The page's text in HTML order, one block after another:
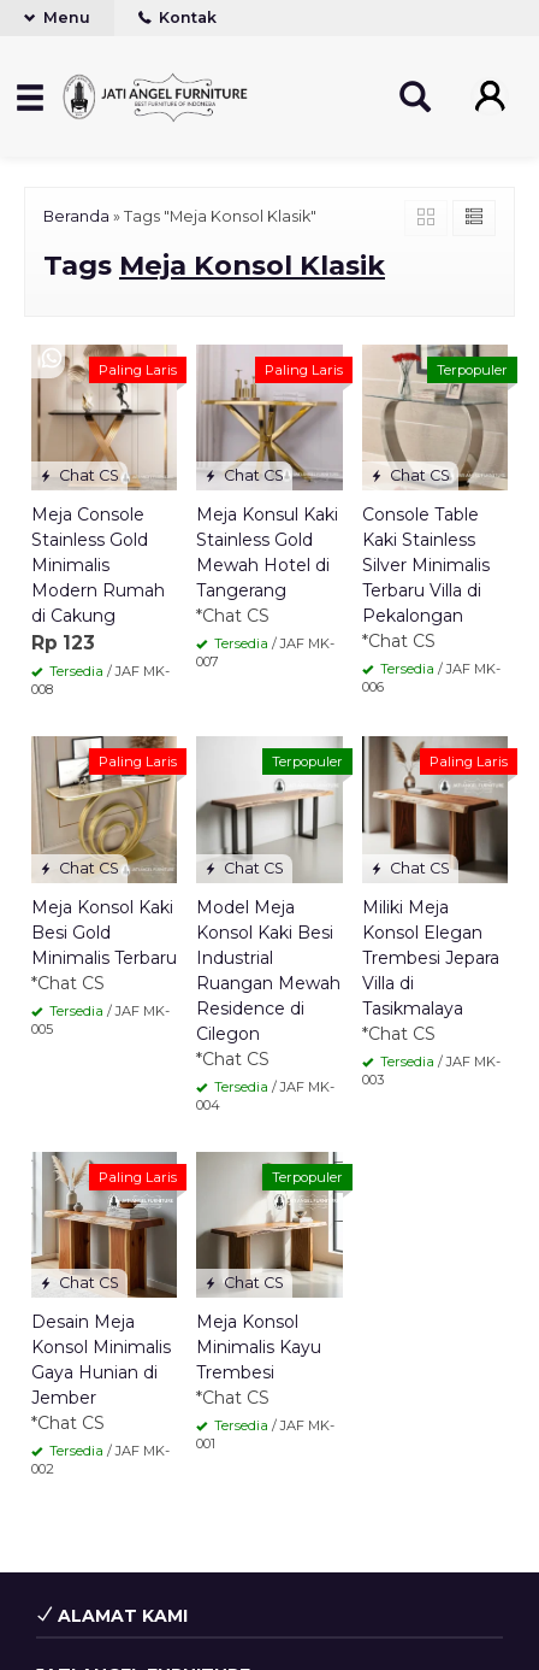
Menu Kontak
Beranda » Tags "Meja Konsol Klasik"
Tags Meja Konsol Klasik
Chat CS
Paling Laris
Meja Console
Stainless Gold
Minimalis
Modern Rumah
di Cakung
Rp 123
Tersedia / JAF MK-
008
Chat CS
Paling Laris
Meja Konsul Kaki
Stainless Gold
Mewah Hotel di
Tangerang
*Chat CS
Tersedia / JAF MK-
007
Chat CS
Terpopuler
Console Table
Kaki Stainless
Silver Minimalis
Terbaru Villa di
Pekalongan
*Chat CS
Tersedia / JAF MK-
006
Chat CS
Paling Laris
Meja Konsol Kaki
Besi Gold
Minimalis Terbaru
*Chat CS
Tersedia / JAF MK-
005
Chat CS
Terpopuler
Model Meja
Konsol Kaki Besi
Industrial
Ruangan Mewah
Residence di
Cilegon
*Chat CS
Tersedia / JAF MK-
004
Chat CS
Paling Laris
Miliki Meja
Konsol Elegan
Trembesi Jepara
Villa di
Tasikmalaya
*Chat CS
Tersedia / JAF MK-
003
Chat CS
Paling Laris
Desain Meja
Konsol Minimalis
Gaya Hunian di
Jember
*Chat CS
Tersedia / JAF MK-
002
Chat CS
Terpopuler
Meja Konsol
Minimalis Kayu
Trembesi
*Chat CS
Tersedia / JAF MK-
001
ALAMAT KAMI